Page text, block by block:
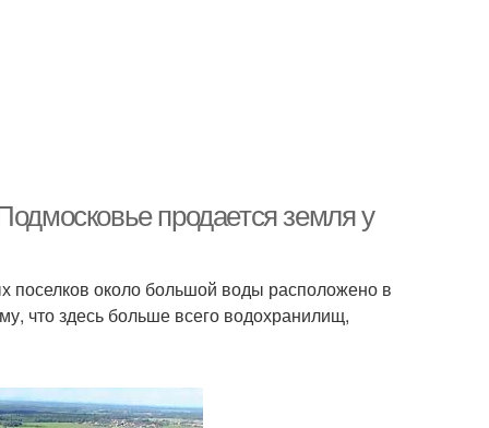
продается земля у
поселков около большой воды расположено в
что здесь больше всего водохранилищ,